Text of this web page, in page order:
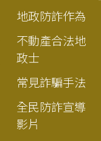
地政防詐作為
不動產合法地
政士
常見詐騙手法
全民防詐宣導
影片